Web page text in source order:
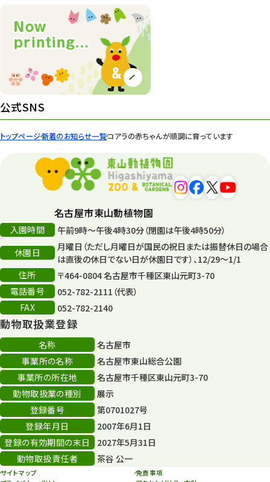
トップページ新着のお知らせ一覧コアラの赤ちゃんが順調に育っています
公式SNS
名古屋市東山動植物園
入園時間
午前9時～午後4時30分（閉園は午後4時50分）
休園日
月曜日（ただし月曜日が国民の祝日または振替休日の場合
は直後の休日でない日が休園日です）、12/29～1/1
住所
〒464-0804 名古屋市千種区東山元町3-70
電話番号
052-782-2111（代表）
FAX
052-782-2140
動物取扱業登録
名称
名古屋市
事業所の名称
名古屋市東山総合公園
事業所の所在地
名古屋市千種区東山元町3-70
動物取扱業の種別
展示
登録番号
第0701027号
登録年月日
2007年6月1日
登録の有効期間の末日
2027年5月31日
動物取扱責任者
茶谷 公一
サイトマップ
免責事項